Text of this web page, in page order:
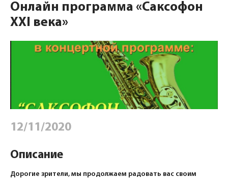
Онлайн программа «Саксофон
XXI века»
12/11/2020
Описание
Дорогие зрители, мы продолжаем радовать вас своим